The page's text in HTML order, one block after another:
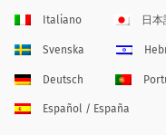
Italiano 日本
Svenska
Deutsch
Español / España